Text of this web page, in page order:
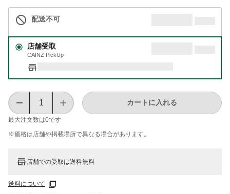
配送不可
店舗受取
CAINZ PickUp
最大注文数は0です
カートに入れる
※価格は​店舗や​掲載場所で​異なる​場合が​あります。
店舗での受取は送料無料
送料について